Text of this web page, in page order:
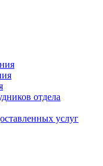
отдела
услуг